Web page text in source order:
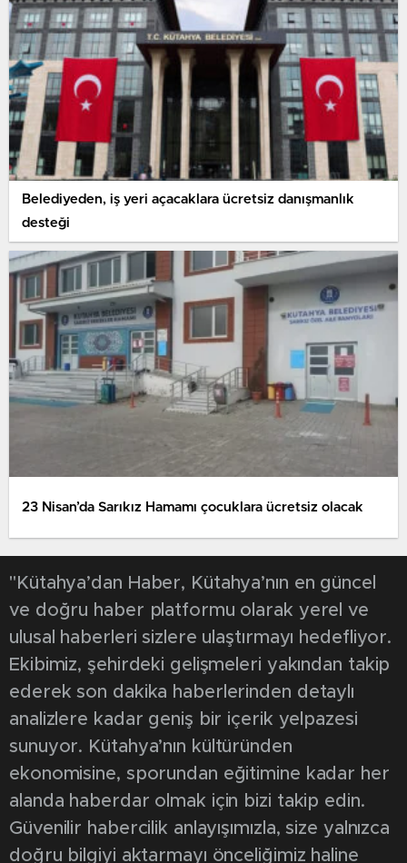
Belediyeden, iş yeri açacaklara ücretsiz danışmanlık
desteği
23 Nisan’da Sarıkız Hamamı çocuklara ücretsiz olacak
"Kütahya’dan Haber, Kütahya’nın en güncel
ve doğru haber platformu olarak yerel ve
ulusal haberleri sizlere ulaştırmayı hedefliyor.
Ekibimiz, şehirdeki gelişmeleri yakından takip
ederek son dakika haberlerinden detaylı
analizlere kadar geniş bir içerik yelpazesi
sunuyor. Kütahya’nın kültüründen
ekonomisine, sporundan eğitimine kadar her
alanda haberdar olmak için bizi takip edin.
Güvenilir habercilik anlayışımızla, size yalnızca
doğru bilgiyi aktarmayı önceliğimiz haline